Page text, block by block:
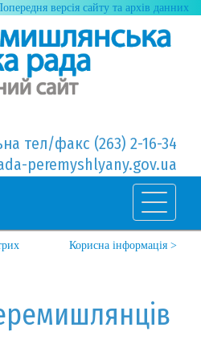
версія сайту та архів данних
тел/факс (263) 2-16-34
peremyshlyany.gov.ua
Корисна інформація >